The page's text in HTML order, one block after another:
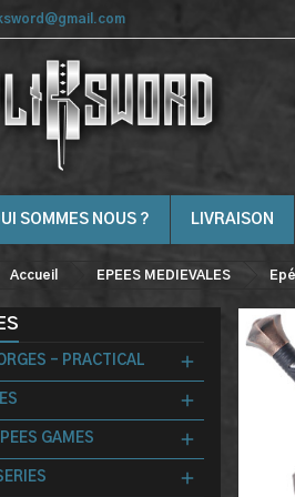
SOMMES NOUS ? LIVRAISON
Accueil EPEES MEDIEVALES
- PRACTICAL
GAMES